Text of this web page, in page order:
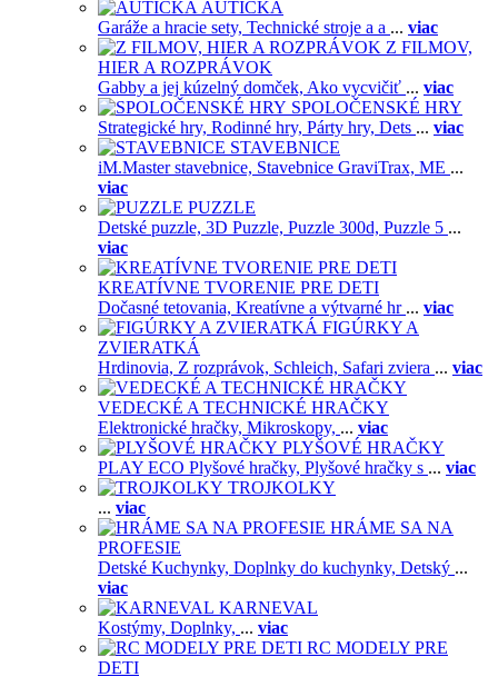
AUTÍČKA
Garáže a hracie sety, Technické stroje a a ... viac
Z FILMOV,
HIER A ROZPRÁVOK
Gabby a jej kúzelný domček, Ako vycvičiť ... viac
SPOLOČENSKÉ HRY
Strategické hry, Rodinné hry, Párty hry, Dets ... viac
STAVEBNICE
iM.Master stavebnice, Stavebnice GraviTrax, ME ...
viac
PUZZLE
Detské puzzle, 3D Puzzle, Puzzle 300d, Puzzle 5 ...
viac
KREATÍVNE TVORENIE PRE DETI
Dočasné tetovania, Kreatívne a výtvarné hr ... viac
FIGÚRKY A
ZVIERATKÁ
Hrdinovia, Z rozprávok, Schleich, Safari zviera ... viac
VEDECKÉ A TECHNICKÉ HRAČKY
Elektronické hračky, Mikroskopy, ... viac
PLYŠOVÉ HRAČKY
PLAY ECO Plyšové hračky, Plyšové hračky s ... viac
TROJKOLKY
... viac
HRÁME SA NA
PROFESIE
Detské Kuchynky, Doplnky do kuchynky, Detský ...
viac
KARNEVAL
Kostýmy, Doplnky, ... viac
RC MODELY PRE
DETI